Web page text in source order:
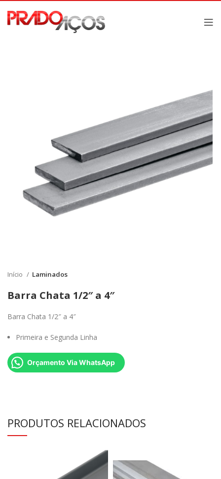
Início Laminados
Barra Chata 1/2″ a 4″
Barra Chata 1/2″ a 4″
Primeira e Segunda Linha
Orçamento Via WhatsApp
PRODUTOS RELACIONADOS